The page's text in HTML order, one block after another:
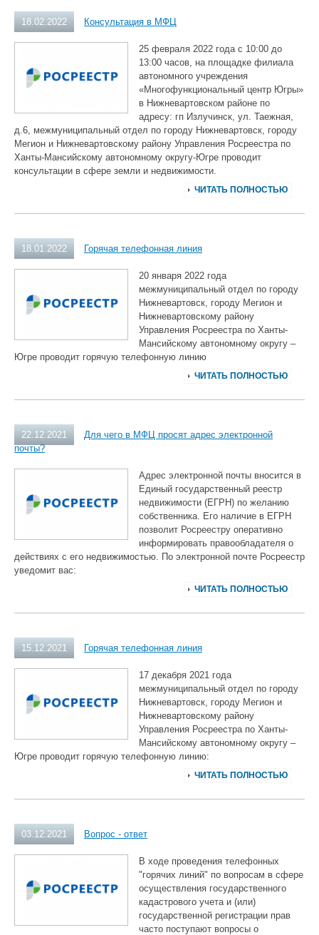
18.02.2022 Консультация в МФЦ
25 февраля 2022 года с 10:00 до
13:00 часов, на площадке филиала
автономного учреждения
«Многофункциональный центр Югры»
в Нижневартовском районе по
адресу: гп Излучинск, ул. Таежная,
д.6, межмуниципальный отдел по городу Нижневартовск, городу
Мегион и Нижневартовскому району Управления Росреестра по
Ханты-Мансийскому автономному округу-Югре проводит
консультации в сфере земли и недвижимости.
ЧИТАТЬ ПОЛНОСТЬЮ
18.01.2022 Горячая телефонная линия
20 января 2022 года
межмуниципальный отдел по городу
Нижневартовск, городу Мегион и
Нижневартовскому району
Управления Росреестра по Ханты-
Мансийскому автономному округу –
Югре проводит горячую телефонную линию
ЧИТАТЬ ПОЛНОСТЬЮ
22.12.2021
Для чего в МФЦ просят адрес электронной
почты?
Адрес электронной почты вносится в
Единый государственный реестр
недвижимости (ЕГРН) по желанию
собственника. Его наличие в ЕГРН
позволит Росреестру оперативно
информировать правообладателя о
действиях с его недвижимостью. По электронной почте Росреестр
уведомит вас:
ЧИТАТЬ ПОЛНОСТЬЮ
15.12.2021 Горячая телефонная линия
17 декабря 2021 года
межмуниципальный отдел по городу
Нижневартовск, городу Мегион и
Нижневартовскому району
Управления Росреестра по Ханты-
Мансийскому автономному округу –
Югре проводит горячую телефонную линию:
ЧИТАТЬ ПОЛНОСТЬЮ
03.12.2021 Вопрос - ответ
В ходе проведения телефонных
"горячих линий" по вопросам в сфере
осуществления государственного
кадастрового учета и (или)
государственной регистрации прав
часто поступают вопросы о